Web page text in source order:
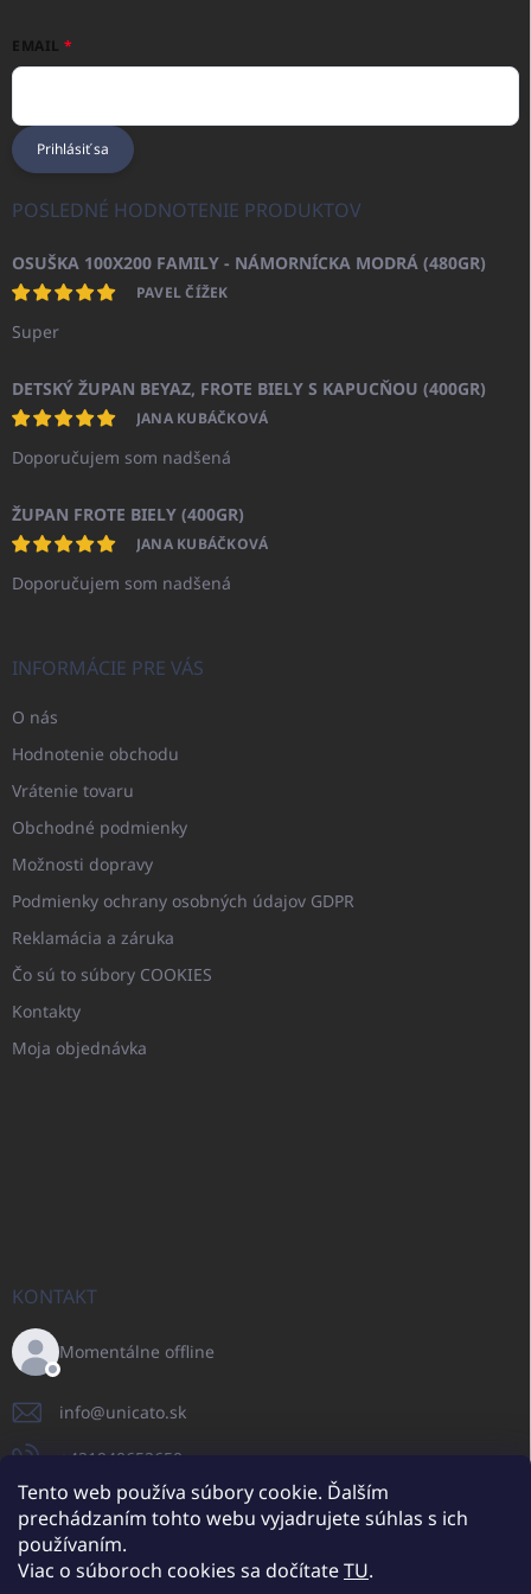
Tento web používa súbory cookie. Ďalším
prechádzaním tohto webu vyjadrujete súhlas s ich
používaním.
Viac o súboroch cookies sa dočítateTU.
EMAIL
Prihlásiť sa
POSLEDNÉ HODNOTENIE PRODUKTOV
OSUŠKA 100X200 FAMILY - NÁMORNÍCKA MODRÁ (480GR)
PAVEL ČÍŽEK
Super
DETSKÝ ŽUPAN BEYAZ, FROTE BIELY S KAPUCŇOU (400GR)
JANA KUBÁČKOVÁ
Doporučujem som nadšená
ŽUPAN FROTE BIELY (400GR)
JANA KUBÁČKOVÁ
Doporučujem som nadšená
INFORMÁCIE PRE VÁS
O nás
Hodnotenie obchodu
Vrátenie tovaru
Obchodné podmienky
Možnosti dopravy
Podmienky ochrany osobných údajov GDPR
Reklamácia a záruka
Čo sú to súbory COOKIES
Kontakty
Moja objednávka
KONTAKT
Momentálne offline
info@unicato.sk
+421940652650
UNICATO.sk
UNICATOshop.pl UNICATOshop.de